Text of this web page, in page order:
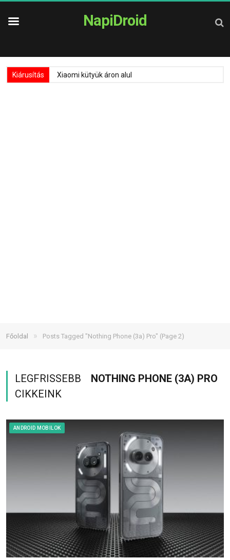
NapiDroid
Kiárusítás Xiaomi kütyük áron alul
Főoldal » Posts Tagged "Nothing Phone (3a) Pro" (Page 2)
LEGFRISSEBB
NOTHING PHONE (3A) PRO
CIKKEINK
ANDROID MOBILOK